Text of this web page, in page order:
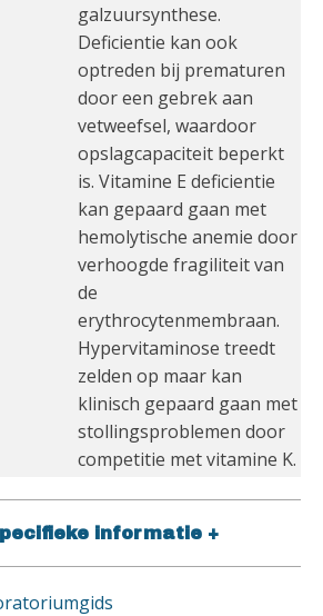
galzuursynthese.
Deficientie kan ook
optreden bij prematuren
door een gebrek aan
vetweefsel, waardoor
opslagcapaciteit beperkt
is. Vitamine E deficientie
kan gepaard gaan met
hemolytische anemie door
verhoogde fragiliteit van
de
erythrocytenmembraan.
Hypervitaminose treedt
zelden op maar kan
klinisch gepaard gaan met
stollingsproblemen door
competitie met vitamine K.
informatie +